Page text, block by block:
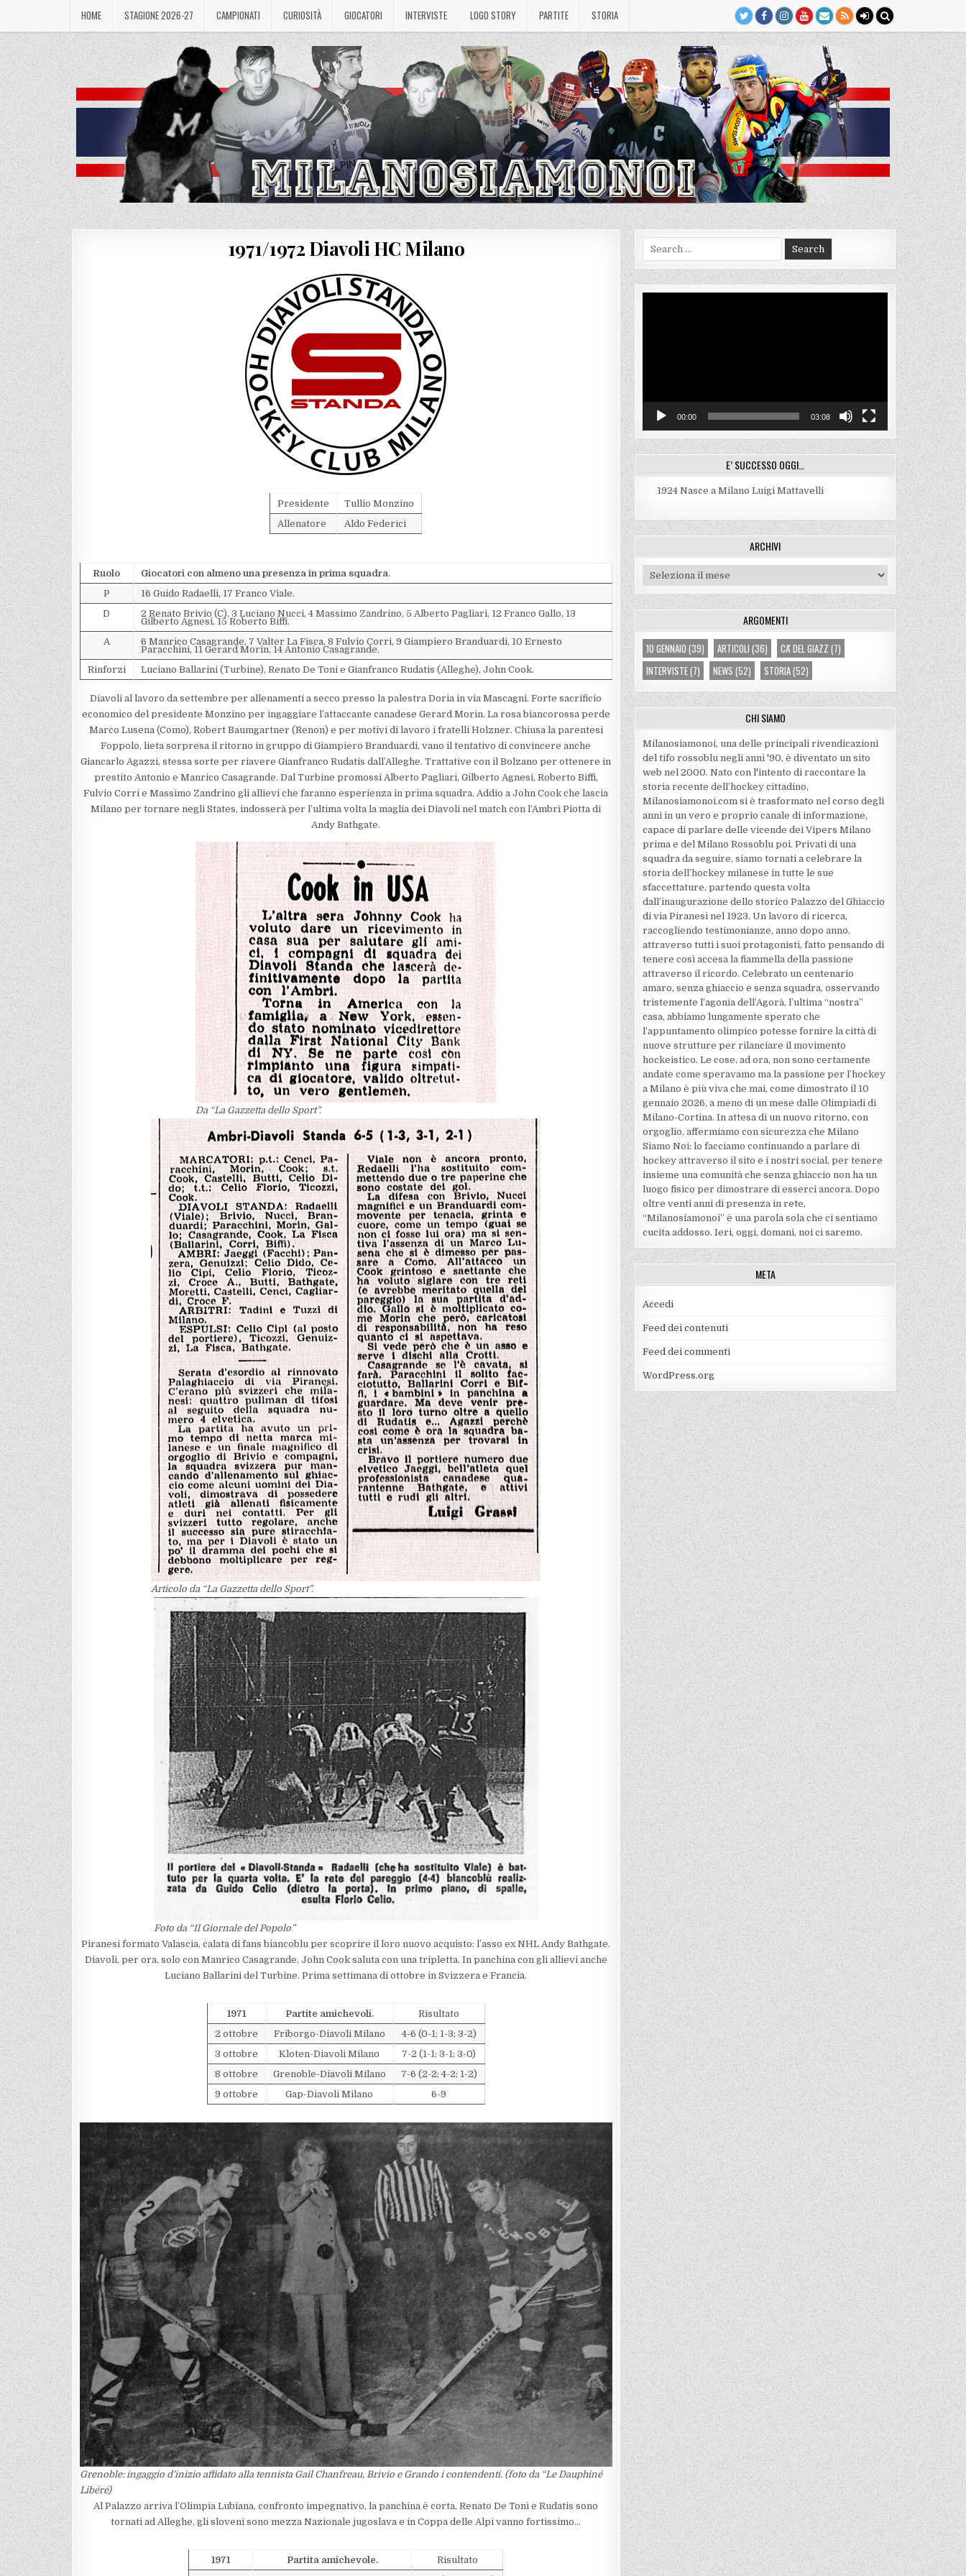
content
HOME STAGIONE 2026-27 CAMPIONATI CURIOSITÀ GIOCATORI INTERVISTE LOGO STORY PARTITE STORIA
1971/1972 Diavoli HC Milano
Presidente
Tullio Monzino
Allenatore
Aldo Federici
Ruolo Giocatori con almeno una presenza in prima squadra.
P
16 Guido Radaelli, 17 Franco Viale.
D
2 Renato Brivio (C), 3 Luciano Nucci, 4 Massimo Zandrino, 5 Alberto Pagliari, 12 Franco Gallo, 13
Gilberto Agnesi, 15 Roberto Biffi.
A
6 Manrico Casagrande, 7 Valter La Fisca, 8 Fulvio Corri, 9 Giampiero Branduardi, 10 Ernesto
Paracchini, 11 Gerard Morin, 14 Antonio Casagrande.
Rinforzi
Luciano Ballarini (Turbine), Renato De Toni e Gianfranco Rudatis (Alleghe), John Cook.
Diavoli al lavoro da settembre per allenamenti a secco presso la palestra Doria in via Mascagni. Forte sacrificio
economico del presidente Monzino per ingaggiare l’attaccante canadese Gerard Morin. La rosa biancorossa perde
Marco Lusena (Como), Robert Baumgartner (Renon) e per motivi di lavoro i fratelli Holzner. Chiusa la parentesi
Foppolo, lieta sorpresa il ritorno in gruppo di Giampiero Branduardi, vano il tentativo di convincere anche
Giancarlo Agazzi, stessa sorte per riavere Gianfranco Rudatis dall’Alleghe. Trattative con il Bolzano per ottenere in
prestito Antonio e Manrico Casagrande. Dal Turbine promossi Alberto Pagliari, Gilberto Agnesi, Roberto Biffi,
Fulvio Corri e Massimo Zandrino gli allievi che faranno esperienza in prima squadra. Addio a John Cook che lascia
Milano per tornare negli States, indosserà per l’ultima volta la maglia dei Diavoli nel match con l’Ambrì Piotta di
Andy Bathgate.
Da “La Gazzetta dello Sport”.
Articolo da “La Gazzetta dello Sport”.
Foto da “Il Giornale del Popolo”
Piranesi formato Valascia, calata di fans biancoblu per scoprire il loro nuovo acquisto: l’asso ex NHL Andy Bathgate.
Diavoli, per ora, solo con Manrico Casagrande, John Cook saluta con una tripletta. In panchina con gli allievi anche
Luciano Ballarini del Turbine. Prima settimana di ottobre in Svizzera e Francia.
1971 Partite amichevoli.
Risultato
2 ottobre
Friborgo-Diavoli Milano
4-6 (0-1; 1-3; 3-2)
3 ottobre
Kloten-Diavoli Milano
7-2 (1-1; 3-1; 3-0)
8 ottobre
Grenoble-Diavoli Milano
7-6 (2-2; 4-2; 1-2)
9 ottobre
Gap-Diavoli Milano 6-9
Grenoble: ingaggio d’inizio affidato alla tennista Gail Chanfreau, Brivio e Grando i contendenti. (foto da “Le Dauphiné
Libéré)
Al Palazzo arriva l’Olimpia Lubiana, confronto impegnativo, la panchina è corta, Renato De Toni e Rudatis sono
tornati ad Alleghe, gli sloveni sono mezza Nazionale jugoslava e in Coppa delle Alpi vanno fortissimo…
1971 Partita amichevole.
Risultato
Search
for:
00:00 03:08
E’ SUCCESSO OGGI…
1924 Nasce a Milano Luigi Mattavelli
ARCHIVI
Archivi
ARGOMENTI
10 GENNAIO (39) ARTICOLI (36) CA' DEL GIAZZ (7)
INTERVISTE(7) NEWS (52) STORIA(52)
CHI SIAMO
Milanosiamonoi, una delle principali rivendicazioni
del tifo rossoblu negli anni '90, è diventato un sito
web nel 2000. Nato con l'intento di raccontare la
storia recente dell’hockey cittadino,
Milanosiamonoi.com si è trasformato nel corso degli
anni in un vero e proprio canale di informazione,
capace di parlare delle vicende dei Vipers Milano
prima e del Milano Rossoblu poi. Privati di una
squadra da seguire, siamo tornati a celebrare la
storia dell’hockey milanese in tutte le sue
sfaccettature, partendo questa volta
dall’inaugurazione dello storico Palazzo del Ghiaccio
di via Piranesi nel 1923. Un lavoro di ricerca,
raccogliendo testimonianze, anno dopo anno,
attraverso tutti i suoi protagonisti, fatto pensando di
tenere così accesa la fiammella della passione
attraverso il ricordo. Celebrato un centenario
amaro, senza ghiaccio e senza squadra, osservando
tristemente l’agonia dell’Agorà, l’ultima “nostra”
casa, abbiamo lungamente sperato che
l’appuntamento olimpico potesse fornire la città di
nuove strutture per rilanciare il movimento
hockeistico. Le cose, ad ora, non sono certamente
andate come speravamo ma la passione per l’hockey
a Milano è più viva che mai, come dimostrato il 10
gennaio 2026, a meno di un mese dalle Olimpiadi di
Milano-Cortina. In attesa di un nuovo ritorno, con
orgoglio, affermiamo con sicurezza che Milano
Siamo Noi: lo facciamo continuando a parlare di
hockey attraverso il sito e i nostri social, per tenere
insieme una comunità che senza ghiaccio non ha un
luogo fisico per dimostrare di esserci ancora. Dopo
oltre venti anni di presenza in rete,
“Milanosiamonoi” è una parola sola che ci sentiamo
cucita addosso. Ieri, oggi, domani, noi ci saremo.
META
Accedi
Feed dei contenuti
Feed dei commenti
WordPress.org